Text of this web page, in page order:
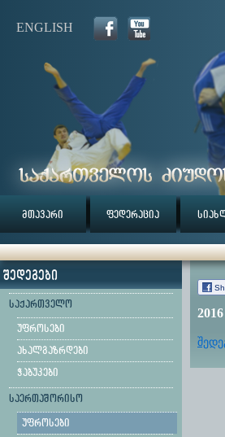
ENGLISH
მთავარი ფედერაცია
შედეგები
საქართველო
უფროსები
ახალგაზრდები
ჭაბუკები
საერთაშორისო
უფროსები